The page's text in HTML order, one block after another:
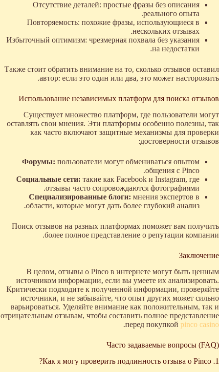
Отсутствие деталей: простые фразы без описания
реального опыта.
Повторяемость: похожие фразы, использующиеся в
нескольких отзывах.
Избыточный оптимизм: чрезмерная похвала без указания
на недостатки.
Также стоит обратить внимание на то, сколько отзывов оставил
автор: если это один или два, это может насторожить.
Использование независимых платформ для поиска отзывов
Существует множество платформ, где пользователи могут
оставлять свои мнения. Эти платформы особенно полезны, так
как часто включают защитные механизмы для проверки
достоверности отзывов:
Форумы: пользователи могут обмениваться опытом
общения с Pinco.
Социальные сети: такие как Facebook и Instagram, где
отзывы часто сопровождаются фотографиями.
Специализированные блоги: мнения экспертов в
области, которые могут дать более глубокий анализ.
Поиск отзывов на разных платформах поможет вам получить
более полное представление о репутации компании.
Заключение
В целом, отзывы о Pinco в интернете могут быть ценным
источником информации, если вы умеете их анализировать.
Критически подходите к полученной информации, проверяйте
источники, и не забывайте, что опыт других может сильно
варьироваться. Уделяйте внимание как положительным, так и
отрицательным отзывам, чтобы составить полное представление
перед покупкой pinco casino
.
Часто задаваемые вопросы (FAQ)
1. Как я могу проверить подлинность отзыва о Pinco?